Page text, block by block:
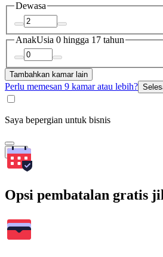
Dewasa
AnakUsia 0 hingga 17 tahun
Tambahkan kamar lain
Perlu memesan 9 kamar atau lebih?
Saya bepergian untuk bisnis
Cari
Opsi pembatalan gratis